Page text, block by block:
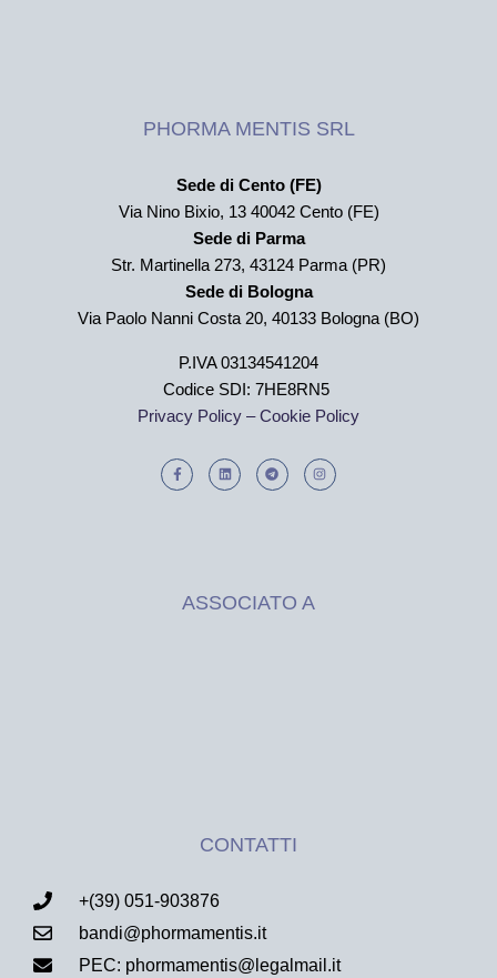
PHORMA MENTIS SRL
Sede di Cento (FE)
Via Nino Bixio, 13 40042 Cento (FE)
Sede di Parma
Str. Martinella 273, 43124 Parma (PR)
Sede di Bologna
Via Paolo Nanni Costa 20, 40133 Bologna (BO)
P.IVA 03134541204
Codice SDI: 7HE8RN5
Privacy Policy –Cookie Policy
CONTATTI
+(39) 051-903876
bandi@phormamentis.it
PEC: phormamentis@legalmail.it
ASSOCIATO A